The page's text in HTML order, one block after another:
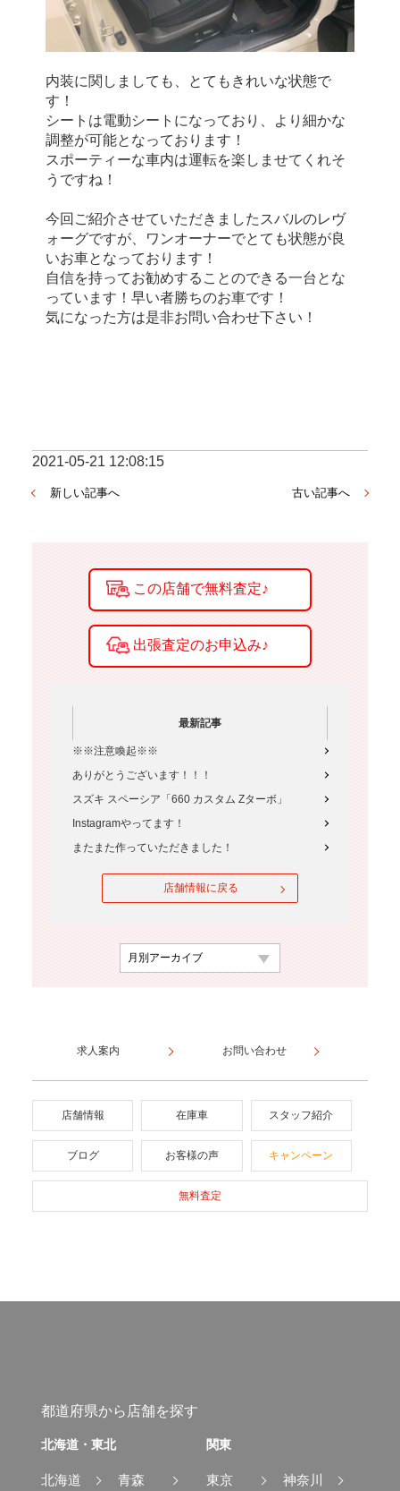
内装に関しましても、とてもきれいな状態で
す！
シートは電動シートになっており、より細かな
調整が可能となっております！
スポーティーな車内は運転を楽しませてくれそ
うですね！
今回ご紹介させていただきましたスバルのレヴ
ォーグですが、ワンオーナーでとても状態が良
いお車となっております！
自信を持ってお勧めすることのできる一台とな
っています！早い者勝ちのお車です！
気になった方は是非お問い合わせ下さい！
2021-05-21 12:08:15
新しい記事へ 古い記事へ
最新記事
※※注意喚起※※
ありがとうございます！！！
スズキ スペーシア「660 カスタム Zターボ」
Instagramやってます！
またまた作っていただきました！
店舗情報に戻る
求人案内 お問い合わせ
店舗情報 在庫車 スタッフ紹介
ブログ お客様の声 キャンペーン
無料査定
都道府県から店舗を探す
北海道・東北
北海道
青森
関東
東京
神奈川